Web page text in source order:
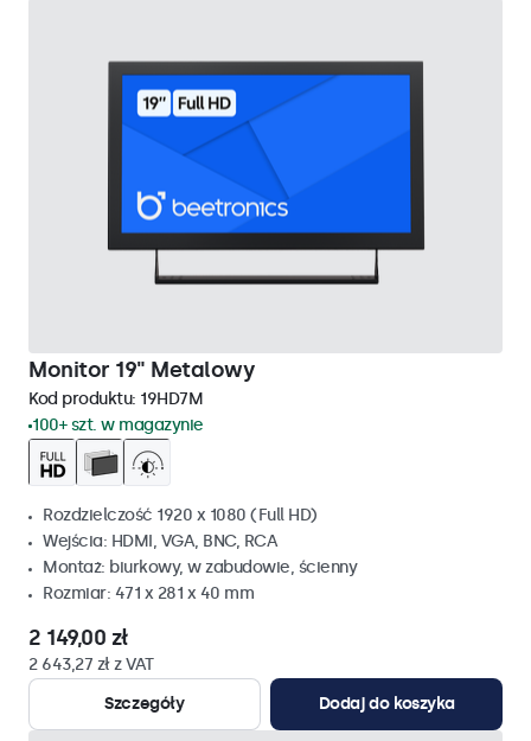
Monitor 19" Metalowy
Kod produktu: 19HD7M
100+ szt. w magazynie
Rozdzielczość 1920 x 1080 (Full HD)
Wejścia: HDMI, VGA, BNC, RCA
Montaż: biurkowy, w zabudowie, ścienny
Rozmiar: 471 x 281 x 40 mm
2 149,00 zł
2 643,27 zł z VAT
Szczegóły
Dodaj do koszyka